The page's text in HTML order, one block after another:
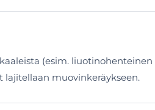
(esim.
muovinkeräykseen.